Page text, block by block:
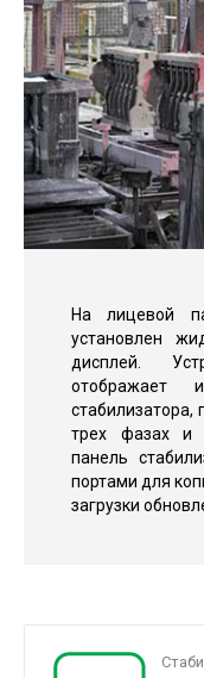
На лицевой
установлен
дисплей.
отображает
стабилизатора,
трех фазах и
панель
портами для
загрузки